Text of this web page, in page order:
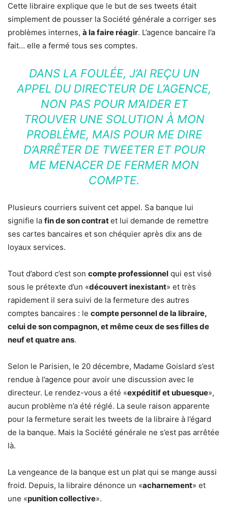
Cette libraire explique que le but de ses tweets était
simplement de pousser la Société générale a corriger ses
problèmes internes, à la faire réagir. L’agence bancaire l’a
fait… elle a fermé tous ses comptes.
DANS LA FOULÉE, J’AI REÇU UN
APPEL DU DIRECTEUR DE L’AGENCE,
NON PAS POUR M’AIDER ET
TROUVER UNE SOLUTION À MON
PROBLÈME, MAIS POUR ME DIRE
D’ARRÊTER DE TWEETER ET POUR
ME MENACER DE FERMER MON
COMPTE.
Plusieurs courriers suivent cet appel. Sa banque lui
signifie la fin de son contratet lui demande de remettre
ses cartes bancaires et son chéquier après dix ans de
loyaux services.
Tout d’abord c’est son compte professionnel qui est visé
sous le prétexte d’un «découvert inexistant» et très
rapidement il sera suivi de la fermeture des autres
comptes bancaires : le compte personnel de la libraire,
celui de son compagnon, et même ceux de ses filles de
neuf et quatre ans.
Selon le Parisien, le 20 décembre, Madame Goislard s’est
rendue à l’agence pour avoir une discussion avec le
directeur. Le rendez-vous a été «expéditif et ubuesque»,
aucun problème n’a été réglé. La seule raison apparente
pour la fermeture serait les tweets de la libraire à l’égard
de la banque. Mais la Société générale ne s’est pas arrêtée
là.
La vengeance de la banque est un plat qui se mange aussi
froid. Depuis, la libraire dénonce un «acharnement» et
une «punition collective».